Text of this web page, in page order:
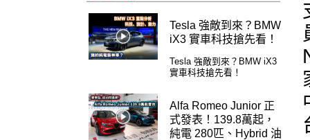
Tesla 強敵到來？BMW
iX3 實車科技搶先看！
Tesla 強敵到來？BMW iX3
實車科技搶先看！
Alfa Romeo Junior 正
式發表！139.8萬起，
純電 280匹、Hybrid 油